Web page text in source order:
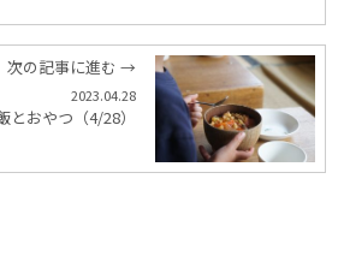
次の記事に進む →
2023.04.28
とおやつ（4/28）